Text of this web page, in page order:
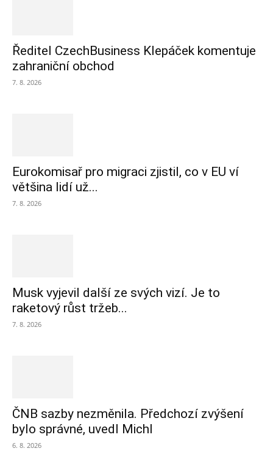
Ředitel CzechBusiness Klepáček komentuje
zahraniční obchod
7. 8. 2026
Eurokomisař pro migraci zjistil, co v EU ví
většina lidí už...
7. 8. 2026
Musk vyjevil další ze svých vizí. Je to
raketový růst tržeb...
7. 8. 2026
ČNB sazby nezměnila. Předchozí zvýšení
bylo správné, uvedl Michl
6. 8. 2026